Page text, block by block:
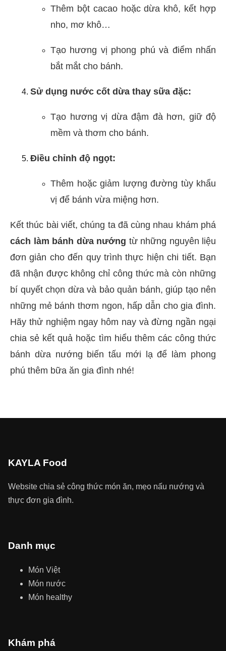
Thêm bột cacao hoặc dừa khô, kết hợp
nho, mơ khô…
Tạo hương vị phong phú và điểm nhấn
bắt mắt cho bánh.
Sử dụng nước cốt dừa thay sữa đặc:
Tạo hương vị dừa đậm đà hơn, giữ độ
mềm và thơm cho bánh.
Điều chỉnh độ ngọt:
Thêm hoặc giảm lượng đường tùy khẩu
vị để bánh vừa miệng hơn.
Kết thúc bài viết, chúng ta đã cùng nhau khám phá
cách làm bánh dừa nướng từ những nguyên liệu
đơn giản cho đến quy trình thực hiện chi tiết. Bạn
đã nhận được không chỉ công thức mà còn những
bí quyết chọn dừa và bảo quản bánh, giúp tạo nên
những mẻ bánh thơm ngon, hấp dẫn cho gia đình.
Hãy thử nghiệm ngay hôm nay và đừng ngần ngại
chia sẻ kết quả hoặc tìm hiểu thêm các công thức
bánh dừa nướng biến tấu mới lạ để làm phong
phú thêm bữa ăn gia đình nhé!
KAYLA Food
Website chia sẻ công thức món ăn, mẹo nấu nướng và
thực đơn gia đình.
Danh mục
Món Việt
Món nước
Món healthy
Khám phá